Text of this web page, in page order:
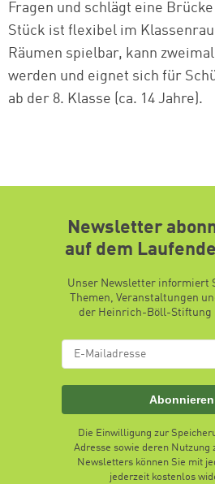
Fragen und schlägt eine
Stück ist flexibel im
Räumen spielbar, kann
werden und eignet sich für
ab der 8. Klasse (ca. 14 Jahre).
Newsletter
auf dem
Unser Newsletter informiert
Themen, Veranstaltungen
der Heinrich-Böll-Stiftung
Abonnieren
Die Einwilligung zur
Adresse sowie deren Nutzung
Newsletters können Sie mit
jederzeit kostenlos